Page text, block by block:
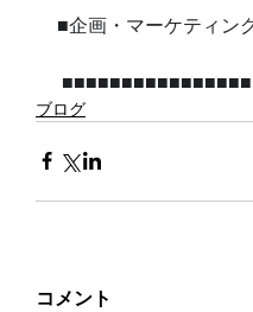
■企画・マーケティン
ブログ
コメント